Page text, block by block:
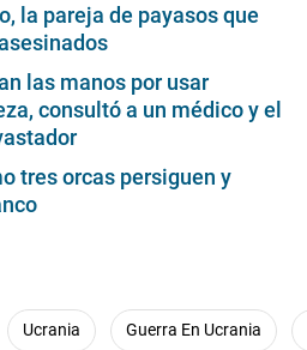
la pareja de payasos que
las manos por usar
consultó a un médico y el
tres orcas persiguen y
Ucrania Guerra En Ucrania